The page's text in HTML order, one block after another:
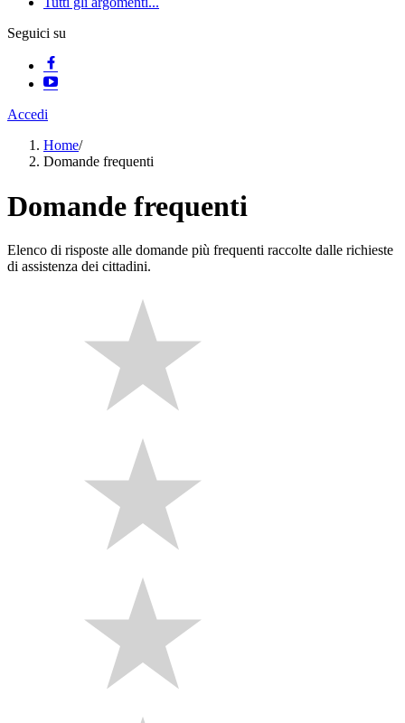
Seguici su
Accedi
Home/
Domande frequenti
Domande frequenti
Elenco di risposte alle domande più frequenti raccolte dalle richieste
di assistenza dei cittadini.